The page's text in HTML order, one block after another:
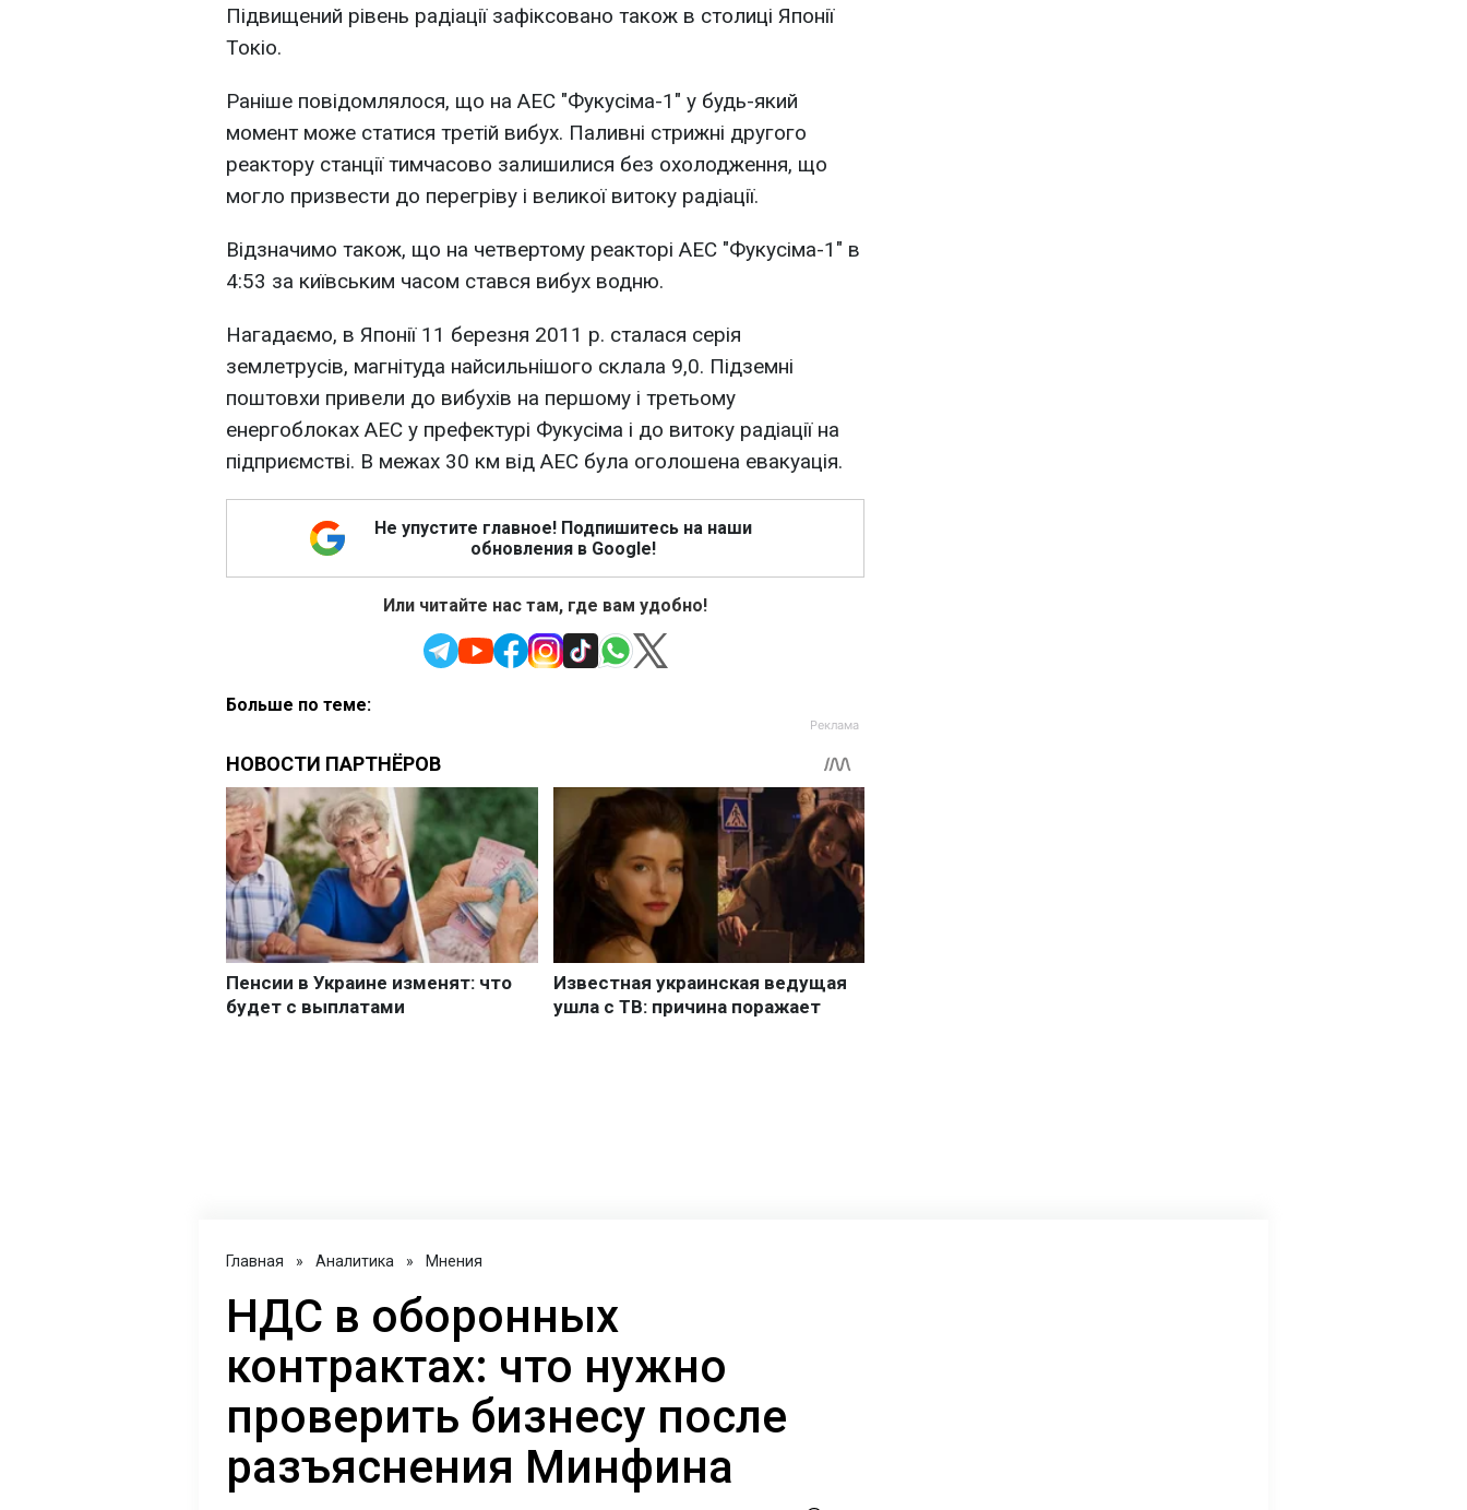
Підвищений рівень радіації зафіксовано також в столиці Японії
Токіо.
Раніше повідомлялося, що на АЕС "Фукусіма-1" у будь-який
момент може статися третій вибух. Паливні стрижні другого
реактору станції тимчасово залишилися без охолодження, що
могло призвести до перегріву і великої витоку радіації.
Відзначимо також, що на четвертому реакторі АЕС "Фукусіма-1" в
4:53 за київським часом стався вибух водню.
Нагадаємо, в Японії 11 березня 2011 р. сталася серія
землетрусів, магнітуда найсильнішого склала 9,0. Підземні
поштовхи привели до вибухів на першому і третьому
енергоблоках АЕС у префектурі Фукусіма і до витоку радіації на
підприємстві. В межах 30 км від АЕС була оголошена евакуація.
Не упустите главное! Подпишитесь на наши
обновления в Google!
Или читайте нас там, где вам удобно!
Больше по теме:
Главная » Аналитика » Мнения
НДС в оборонных
контрактах: что нужно
проверить бизнесу после
разъяснения Минфина